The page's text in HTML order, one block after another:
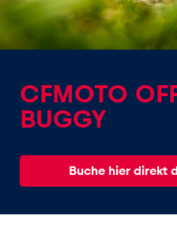
Events
Erlebnisse
CFMOTO
BUGGY
Buche hier direkt